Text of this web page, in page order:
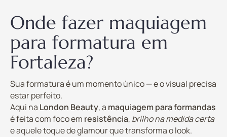
Onde fazer maquiagem
para formatura em
Fortaleza?
Sua formatura é um momento único — e o visual precisa
estar perfeito.
Aqui na London Beauty, a maquiagem para formandas
é feita com foco em resistência, brilho na medida certa
e aquele toque de glamour que transforma o look.